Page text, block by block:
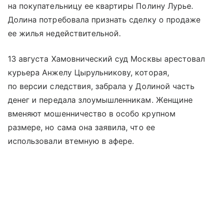
на покупательницу ее квартиры Полину Лурье.
Долина потребовала признать сделку о продаже
ее жилья недействительной.
13 августа Хамовнический суд Москвы арестовал
курьера Анжелу Цырульникову, которая,
по версии следствия, забрала у Долиной часть
денег и передала злоумышленникам. Женщине
вменяют мошенничество в особо крупном
размере, но сама она заявила, что ее
использовали втемную в афере.